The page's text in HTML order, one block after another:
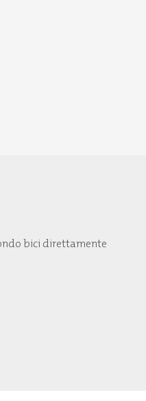
bici direttamente